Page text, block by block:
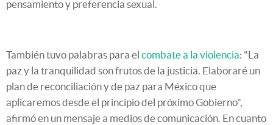
pensamiento y preferencia sexual.
También tuvo palabras para el combate a la violencia: "La
paz y la tranquilidad son frutos de la justicia. Elaboraré un
plan de reconciliación y de paz para México que
aplicaremos desde el principio del próximo Gobierno",
afirmó en un mensaje a medios de comunicación. En cuanto